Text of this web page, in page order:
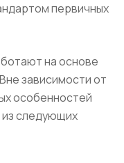
первичных
на основе
зависимости от
особенностей
следующих